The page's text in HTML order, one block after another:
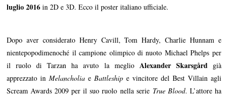
luglio 2016 in 2D e 3D. Ecco il poster italiano ufficiale.
Dopo aver considerato Henry Cavill, Tom Hardy, Charlie Hunnam e
nientepopodimenoché il campione olimpico di nuoto Michael Phelps per
il ruolo di Tarzan ha avuto la meglio Alexander Skarsgårdgià
apprezzato inMelancholia eBattleship e vincitore del Best Villain agli
Scream Awards 2009 per il suo ruolo nella serie True Blood. L’attore ha